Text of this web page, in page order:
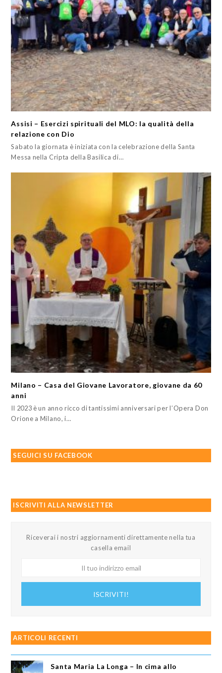
Assisi – Esercizi spirituali del MLO: la qualità della
relazione con Dio
Sabato la giornata è iniziata con la celebrazione della Santa
Messa nella Cripta della Basilica di…
Milano – Casa del Giovane Lavoratore, giovane da 60
anni
Il 2023 è un anno ricco di tantissimi anniversari per l’Opera Don
Orione a Milano, i…
SEGUICI SU FACEBOOK
ISCRIVITI ALLA NEWSLETTER
Riceverai i nostri aggiornamenti direttamente nella tua
casella email
ISCRIVITI!
ARTICOLI RECENTI
Santa Maria La Longa – In cima allo